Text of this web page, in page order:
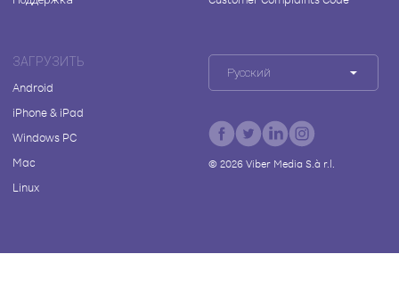
ЗАГРУЗИТЬ
Android
iPhone & iPad
Windows PC
Mac
Linux
Русский
© 2026Viber Media S.à r.l.